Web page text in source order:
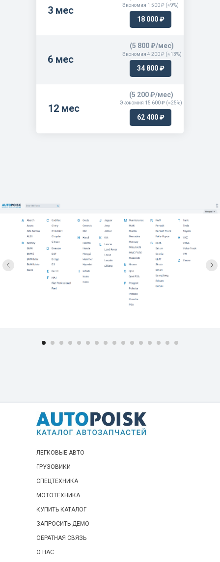
(5 200 ₽/мес)
Экономия 15 600 ₽ (≈25%)
62 400 ₽
34 800 ₽
Экономия 4 200 ₽ (≈13%)
(5 800 ₽/мес)
Экономия 1 500 ₽ (≈9%)
18 000 ₽
12 мес
6 мес
3 мес
ОБРАТНАЯ СВЯЗЬ
ЗАПРОСИТЬ ДЕМО
КУПИТЬ КАТАЛОГ
СПЕЦТЕХНИКА
МОТОТЕХНИКА
ГРУЗОВИКИ
ЛЕГКОВЫЕ АВТО
О НАС